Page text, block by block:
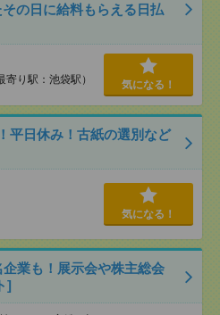
の日に給料もらえる日払
り駅：池袋駅） 気になる！
平日休み！古紙の選別など
気になる！
業も！展示会や株主総会
]